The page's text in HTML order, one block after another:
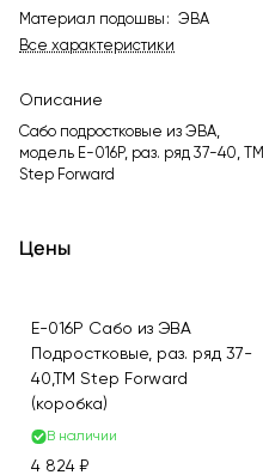
Материал подошвы :
ЭВА
Все характеристики
Описание
Сабо подростковые из ЭВА,
модель E-016P, раз. ряд 37-40, ТМ
Step Forward
Цены
E-016P Сабо из ЭВА
Подростковые, раз. ряд 37-
40,ТМ Step Forward
(коробка)
В наличии
4 824 ₽